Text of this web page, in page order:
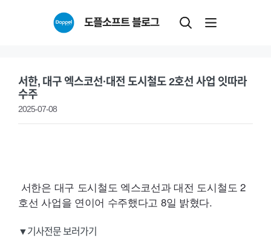
도플소프트 블로그
서한, 대구 엑스코선·대전 도시철도 2호선 사업 잇따라
수주
2025-07-08
서한은 대구 도시철도 엑스코선과 대전 도시철도 2
호선 사업을 연이어 수주했다고 8일 밝혔다.
▼기사전문 보러가기